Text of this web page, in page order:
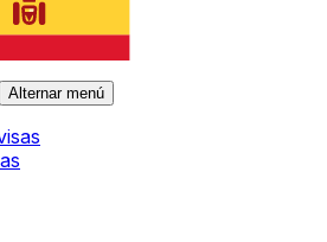
Alternar menú